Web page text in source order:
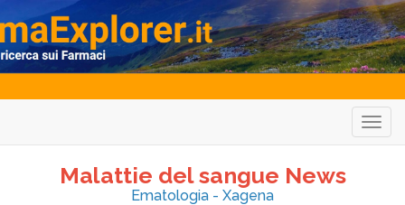
Malattie del sangue News
Ematologia - Xagena